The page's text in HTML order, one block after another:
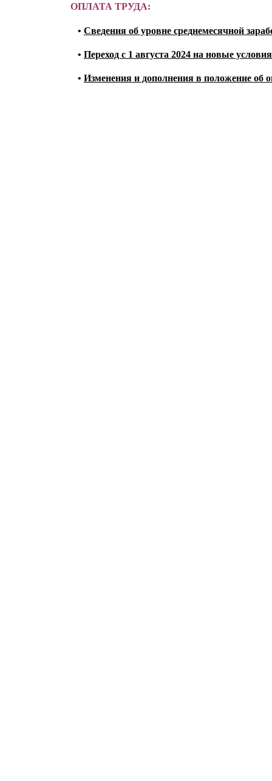
ОПЛАТА ТРУДА:
• Сведения об уровне среднемесячной
• Переход с 1 августа 2024 на новые
• Изменения и дополнения в положение об